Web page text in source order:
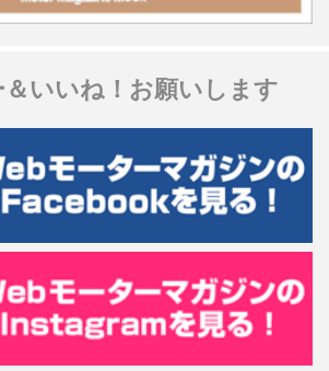
いいね！お願いします